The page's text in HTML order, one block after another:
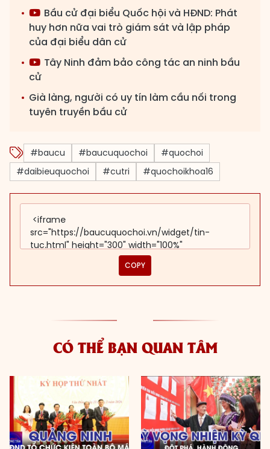
Bầu cử đại biểu Quốc hội và HĐND: Phát
huy hơn nữa vai trò giám sát và lập pháp
của đại biểu dân cử
Tây Ninh đảm bảo công tác an ninh bầu
cử
Già làng, người có uy tín làm cầu nối trong
tuyên truyền bầu cử
#baucu #baucuquochoi
#quochoi
#daibieuquochoi
#cutri #quochoikhoa16
COPY
CÓ THỂ BẠN QUAN TÂM